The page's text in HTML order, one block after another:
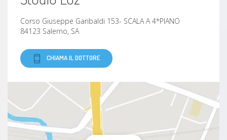
Corso Giuseppe Garibaldi 153- SCALA A 4*PIANO
84123 Salerno, SA
CHIAMA IL DOTTORE